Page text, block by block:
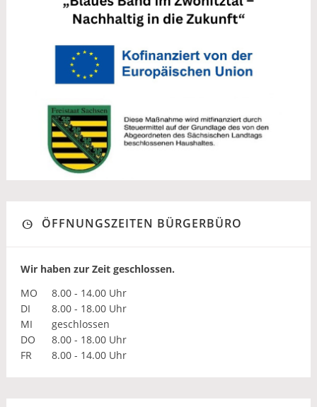
ÖFFNUNGSZEITEN BÜRGERBÜRO
Wir haben zur Zeit geschlossen.
MO
8.00 - 14.00 Uhr
DI
8.00 - 18.00 Uhr
MI
geschlossen
DO
8.00 - 18.00 Uhr
FR
8.00 - 14.00 Uhr